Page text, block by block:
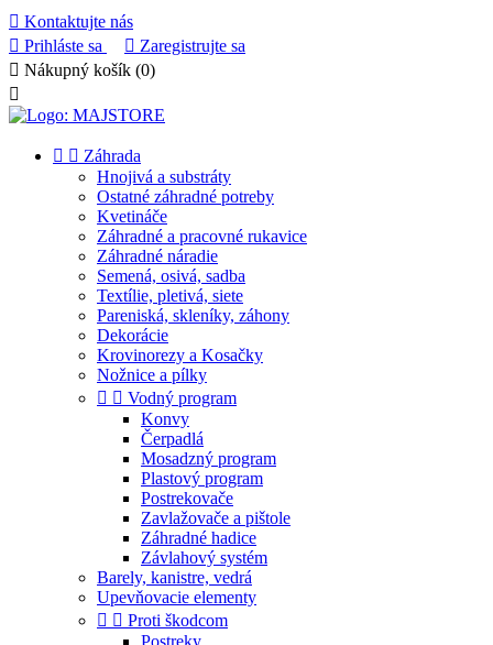
 Kontaktujte nás
 Prihláste sa  Zaregistrujte sa
 Nákupný košík (0)

  Záhrada
Hnojivá a substráty
Ostatné záhradné potreby
Kvetináče
Záhradné a pracovné rukavice
Záhradné náradie
Semená, osivá, sadba
Textílie, pletivá, siete
Pareniská, skleníky, záhony
Dekorácie
Krovinorezy a Kosačky
Nožnice a pílky
  Vodný program
Konvy
Čerpadlá
Mosadzný program
Plastový program
Postrekovače
Zavlažovače a pištole
Záhradné hadice
Závlahový systém
Barely, kanistre, vedrá
Upevňovacie elementy
  Proti škodcom
Postreky